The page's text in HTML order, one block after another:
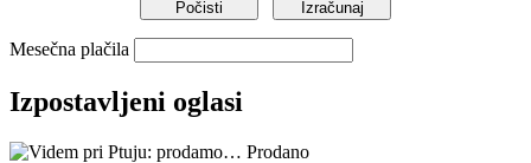
Mesečna plačila
Izpostavljeni oglasi
Prodano